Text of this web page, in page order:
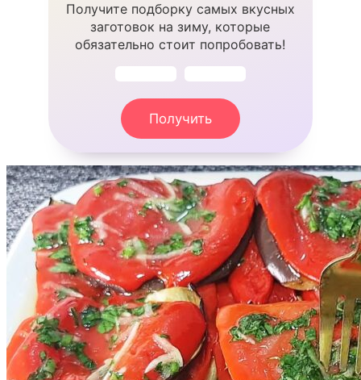
Получите подборку самых вкусных
заготовок на зиму, которые
обязательно стоит попробовать!
Получить